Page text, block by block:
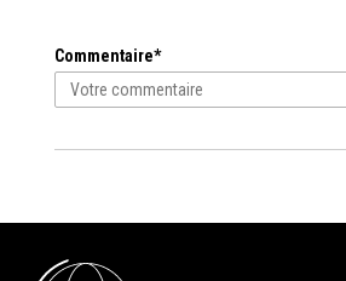
Commentaire*